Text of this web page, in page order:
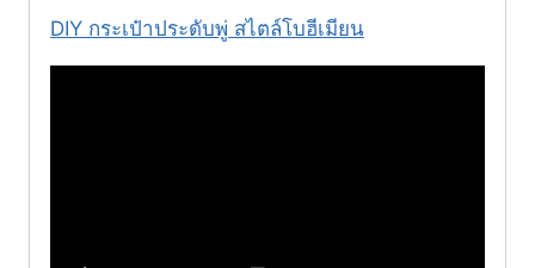
DIY กระเป๋าประดับพู่ สไตล์โบฮีเมียน